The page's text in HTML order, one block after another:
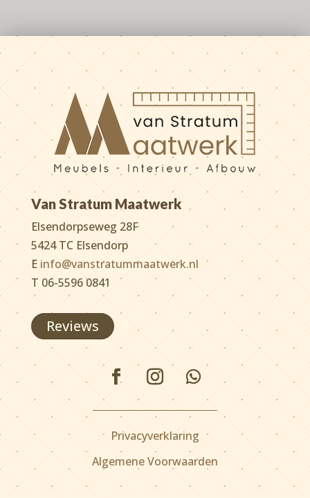
Van Stratum Maatwerk
Elsendorpseweg 28F
5424 TC Elsendorp
E info@vanstratummaatwerk.nl
T 06-5596 0841
Reviews
Privacyverklaring
Algemene Voorwaarden